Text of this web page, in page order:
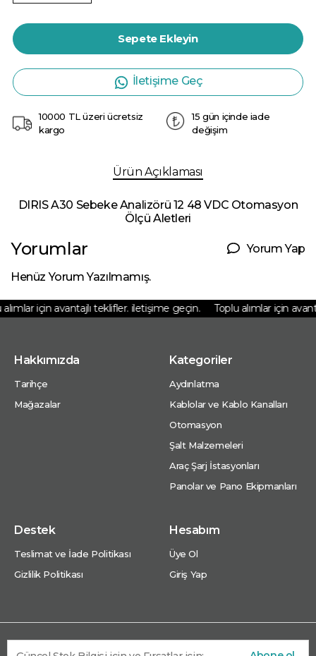
Sepete Ekleyin
İletişime Geç
10000 TL üzeri ücretsiz
kargo
15 gün içinde iade
değişim
Ürün Açıklaması
DIRIS A30 Sebeke Analizörü 12 48 VDC Otomasyon
Ölçü Aletleri
Yorumlar Yorum Yap
Henüz Yorum Yazılmamış.
için avantajlı teklifler. iletişime geçin. Toplu alımlar için
Hakkımızda
Tarihçe
Mağazalar
Kategoriler
Aydınlatma
Kablolar ve Kablo Kanalları
Otomasyon
Şalt Malzemeleri
Araç Şarj İstasyonları
Panolar ve Pano Ekipmanları
Destek
Teslimat ve İade Politikası
Gizlilik Politikası
Hesabım
Üye Ol
Giriş Yap